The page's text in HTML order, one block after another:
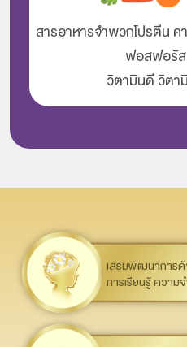
สารอาหารจำพวกโปรตีน ค
ฟอสฟอรัส
วิตามินดี วิตา
เสริมพัฒนาการ
การเรียนรู้ ความ